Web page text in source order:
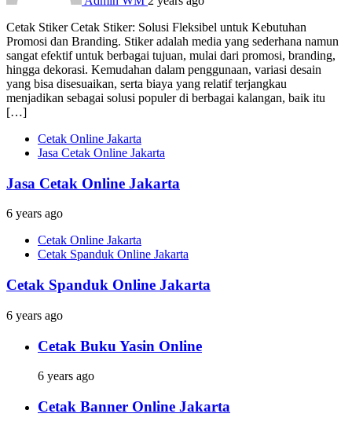
Cetak Stiker Cetak Stiker: Solusi Fleksibel untuk Kebutuhan
Promosi dan Branding. Stiker adalah media yang sederhana namun
sangat efektif untuk berbagai tujuan, mulai dari promosi, branding,
hingga dekorasi. Kemudahan dalam penggunaan, variasi desain
yang bisa disesuaikan, serta biaya yang relatif terjangkau
menjadikan sebagai solusi populer di berbagai kalangan, baik itu
[…]
Cetak Online Jakarta
Jasa Cetak Online Jakarta
Jasa Cetak Online Jakarta
6 years ago
Cetak Online Jakarta
Cetak Spanduk Online Jakarta
Cetak Spanduk Online Jakarta
6 years ago
Cetak Buku Yasin Online
6 years ago
Cetak Banner Online Jakarta